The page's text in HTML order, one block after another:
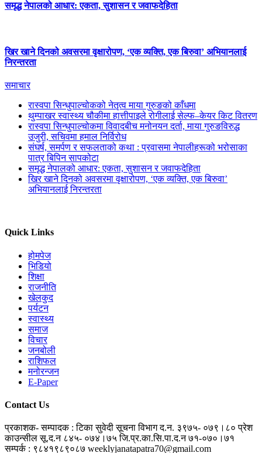
समृद्ध नेपालको आधार: एकता, सुशासन र जवाफदेहिता
खिर खाने दिनको अवसरमा वृक्षारोपण, ‘एक व्यक्ति, एक बिरुवा’ अभियानलाई
निरन्तरता
समाचार
रास्वपा सिन्धुपाल्चोकको नेतृत्व माया गुरुङको काँधमा
थुम्पाखर स्वास्थ्य चौकीमा हात्तीपाइले रोगीलाई सेल्फ–केयर किट वितरण
रास्वपा सिन्धुपाल्चोकमा विवादबीच मनोनयन दर्ता, माया गुरुङविरुद्ध
उजुरी, सचिवमा हमाल निर्विरोध
संघर्ष, समर्पण र सफलताको कथा : प्रवासमा नेपालीहरूको भरोसाका
पात्र बिपिन सापकोटा
समृद्ध नेपालको आधार: एकता, सुशासन र जवाफदेहिता
खिर खाने दिनको अवसरमा वृक्षारोपण, ‘एक व्यक्ति, एक बिरुवा’
अभियानलाई निरन्तरता
Quick Links
होमपेज
भिडियो
शिक्षा
राजनीति
खेलकुद
पर्यटन
स्वास्थ्य
समाज
विचार
जनबोली
राशिफल
मनोरन्जन
E-Paper
Contact Us
प्रकाशक- सम्पादक : टिका सुवेदी सूचना विभाग द.न. ३९७५- ०७९।८० प्रेश
काउन्सील सू.द.न ८४५- ०७४।७५ जि.प्र.का.सि.पा.द.न ७१-०७०।७१
सम्पर्क : ९८४१९८९०८७ weeklyjanatapatra70@gmail.com